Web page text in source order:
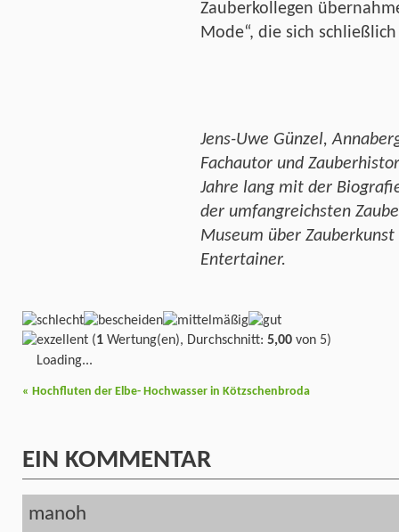
Zauberkollegen
Mode“, die sich
Jens-Uwe Günzel,
Fachautor und
Jahre lang mit der
der umfangreichsten
Museum über
Entertainer.
(1 Wertung(en), Durchschnitt: 5,00 von 5)
Loading...
« Hochfluten der Elbe- Hochwasser in Kötzschenbroda
EIN KOMMENTAR
manoh